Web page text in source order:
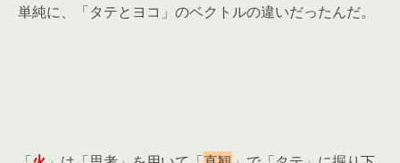
単純に、「タテとヨコ」のベクトルの違いだったんだ。